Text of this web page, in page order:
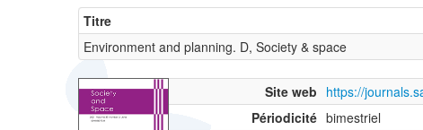
Titre
Environment and planning. D, Society & space
Site web https://
Périodicité bimestriel